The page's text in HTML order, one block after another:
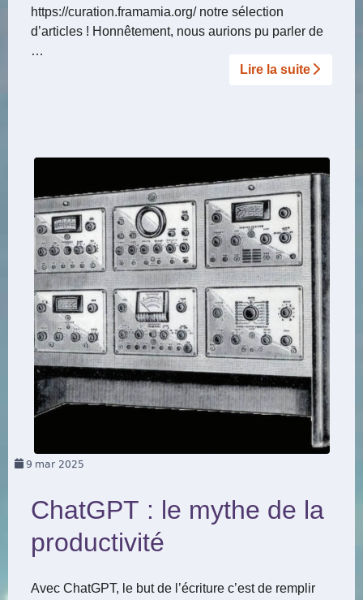
https://curation.framamia.org/ notre sélection
d’articles ! Honnêtement, nous aurions pu parler de
…
Lire la suite­­
9 mar 2025
ChatGPT : le mythe de la
productivité
Avec ChatGPT, le but de l’écriture c’est de remplir